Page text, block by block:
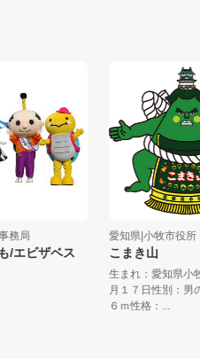
丸事務局
なも/エビザベス
愛知県|小牧
こまき山
生まれ：愛知
月１７日性別
６ｍ性格：...